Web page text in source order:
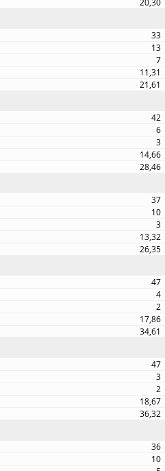
20,30
33
13
7
11,31
21,61
42
6
3
14,66
28,46
37
10
3
13,32
26,35
47
4
2
17,86
34,61
47
3
2
18,67
36,32
36
10